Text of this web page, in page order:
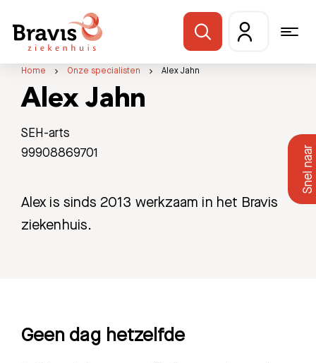
Home Onze specialisten Alex Jahn
Alex Jahn
SEH-arts
99908869701
Alex is sinds 2013 werkzaam in het Bravis
ziekenhuis.
Geen dag hetzelfde